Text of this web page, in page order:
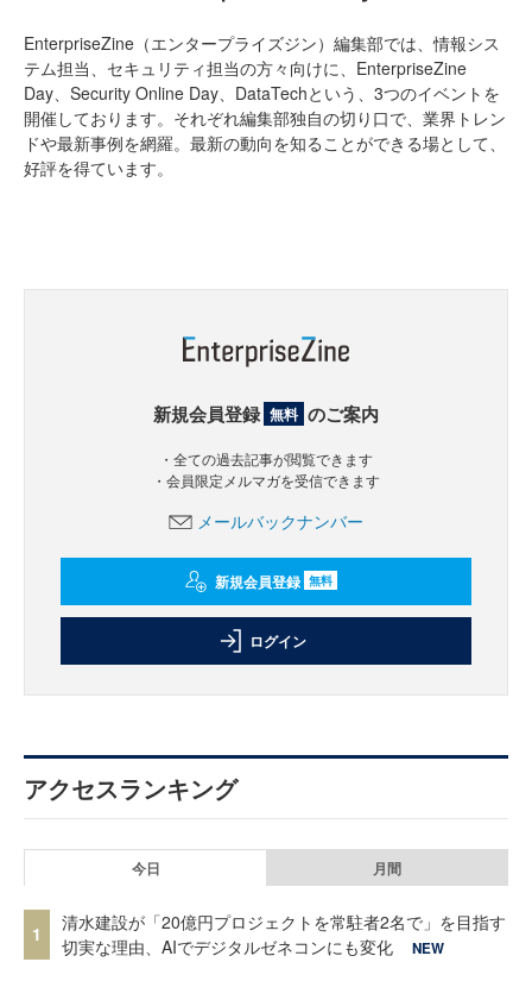
EnterpriseZine（エンタープライズジン）編集部では、情報シス
テム担当、セキュリティ担当の方々向けに、EnterpriseZine
Day、Security Online Day、DataTechという、3つのイベントを
開催しております。それぞれ編集部独自の切り口で、業界トレン
ドや最新事例を網羅。最新の動向を知ることができる場として、
好評を得ています。
新規会員登録 無料 のご案内
・全ての過去記事が閲覧できます
・会員限定メルマガを受信できます
メールバックナンバー
新規会員登録 無料
ログイン
アクセスランキング
今日 月間
1
清水建設が「20億円プロジェクトを常駐者2名で」を目指す
切実な理由、AIでデジタルゼネコンにも変化
NEW